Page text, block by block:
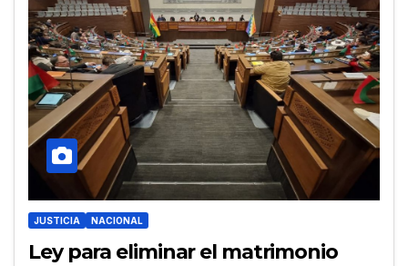
JUSTICIA NACIONAL
Ley para eliminar el matrimonio